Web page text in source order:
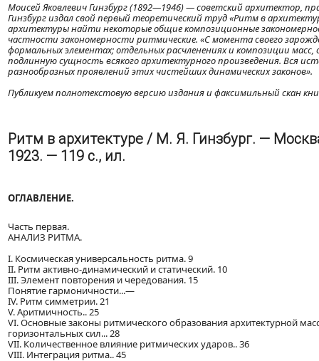
Моисей Яковлевич Гинзбург (1892—1946) — советский архитектор,
Гинзбург издал свой первый теоретический труд «Ритм в
архитектуры найти некоторые общие композиционные
частности закономерности ритмические. «С момента своего
формальных элементах; отдельных расчленениях и композиции
подлинную сущность всякого архитектурного произведения. Вся
разнообразных проявлений этих чистейших динамических законов».
Публикуем полнотекстовую версию издания и факсимильный скан
Ритм в архитектуре / М. Я. Гинзбург. —
1923. — 119 с., ил.
ОГЛАВЛЕНИЕ.
Часть первая.
АНАЛИЗ РИТМА.
I. Космическая универсальность ритма. 9
ІІ. Ритм активно-динамический и статический. 10
ІІІ. Элемент повторения и чередования. 15
Понятие гармоничности...—
IV. Ритм симметрии. 21
V. Аритмичность.. 25
VI. Основные законы ритмического образования архитектурной
горизонтальных сил... 28
VII. Количественное влияние ритмических ударов.. 36
VIII. Интеграция ритма.. 45